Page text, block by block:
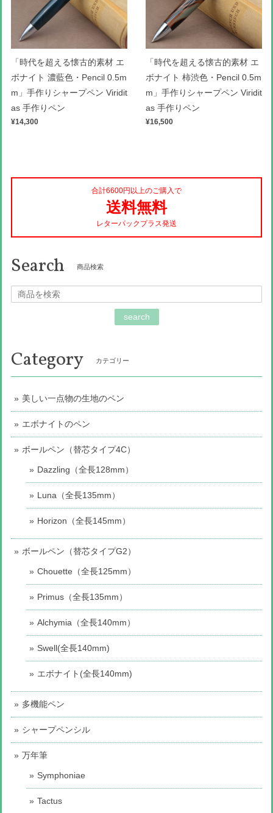
「時代を超える懐古的素材 エ
ボナイト 濃藍色・Pencil 0.5m
m」手作りシャープペン Viridit
as 手作りペン
¥14,300
「時代を超える懐古的素材 エ
ボナイト 柿渋色・Pencil 0.5m
m」手作りシャープペン Viridit
as 手作りペン
¥16,500
合計6600円以上のご購入で
送料無料
レターパックプラス発送
Search 商品検索
search
Category カテゴリー
美しい一点物の生地のペン
エボナイトのペン
ボールペン（替芯タイプ4C）
Dazzling（全長128mm）
Luna（全長135mm）
Horizon（全長145mm）
ボールペン（替芯タイプG2）
Chouette（全長125mm）
Primus（全長135mm）
Alchymia（全長140mm）
Swell(全長140mm)
エボナイト(全長140mm)
多機能ペン
シャープペンシル
万年筆
Symphoniae
Tactus